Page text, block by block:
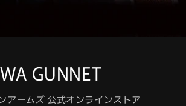
WA GUNNET
アームズ 公式オンラインストア